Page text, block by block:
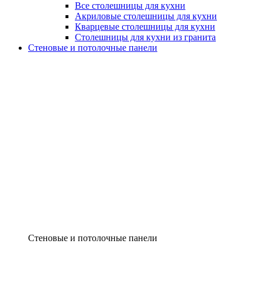
Все столешницы для кухни
Акриловые столешницы для кухни
Кварцевые столешницы для кухни
Столешницы для кухни из гранита
Стеновые и потолочные панели
Стеновые и потолочные панели